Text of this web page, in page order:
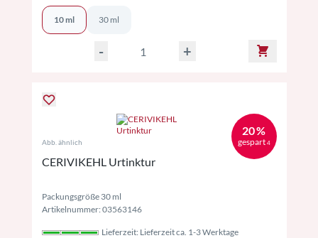
10 ml 30 ml
- +
20 %
gespart 4
Abb. ähnlich
CERIVIKEHL Urtinktur
Packungsgröße 30 ml
Artikelnummer: 03563146
Lieferzeit: Lieferzeit ca. 1-3 Werktage